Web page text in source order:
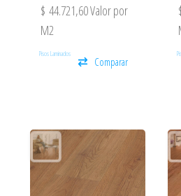
$ 44.721,60Valor por
M2
Pisos Laminados
Comparar